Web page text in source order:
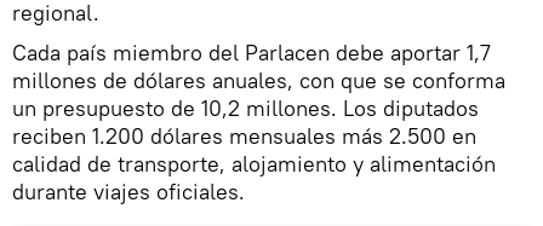
regional.
Cada país miembro del Parlacen debe aportar 1,7
millones de dólares anuales, con que se conforma
un presupuesto de 10,2 millones. Los diputados
reciben 1.200 dólares mensuales más 2.500 en
calidad de transporte, alojamiento y alimentación
durante viajes oficiales.